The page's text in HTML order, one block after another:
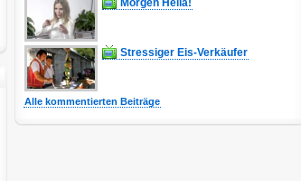
Morgen Hella!
Stressiger Eis-Verkäufer
Alle kommentierten Beiträge